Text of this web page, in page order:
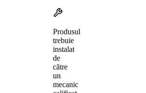
Produsul
trebuie
instalat
de
către
un
mecanic